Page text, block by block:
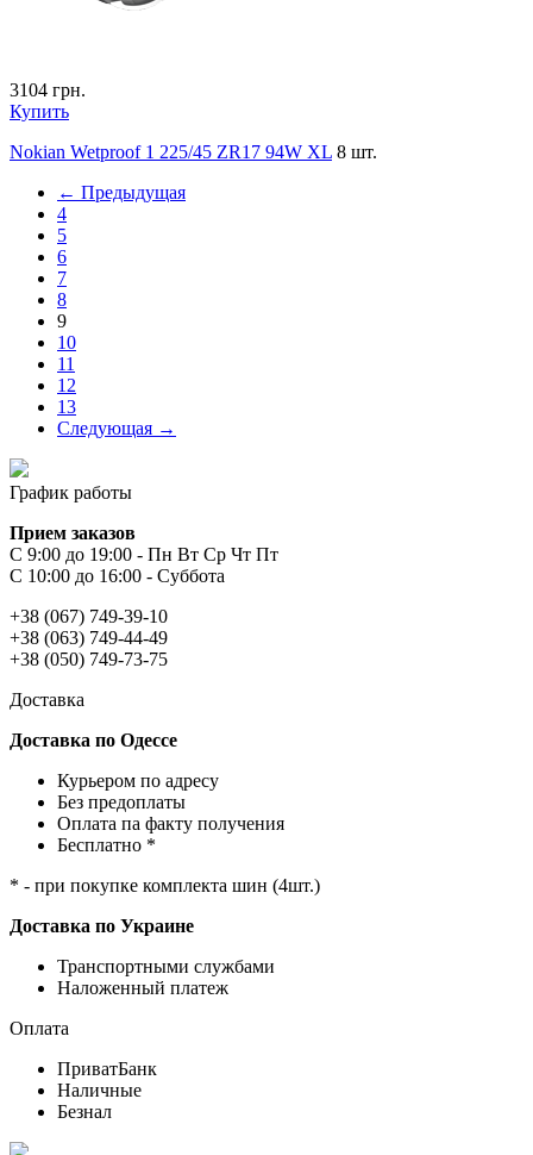
3104 грн.
Купить
Nokian Wetproof 1 225/45 ZR17 94W XL 8 шт.
← Предыдущая
4
5
6
7
8
9
10
11
12
13
Следующая →
График работы
Прием заказов
С 9:00 до 19:00 - Пн Вт Ср Чт Пт
С 10:00 до 16:00 - Суббота
+38 (067) 749-39-10
+38 (063) 749-44-49
+38 (050) 749-73-75
Доставка
Доставка по Одессе
Курьером по адресу
Без предоплаты
Оплата па факту получения
Бесплатно *
* - при покупке комплекта шин (4шт.)
Доставка по Украине
Транспортными службами
Наложенный платеж
Оплата
ПриватБанк
Наличные
Безнал